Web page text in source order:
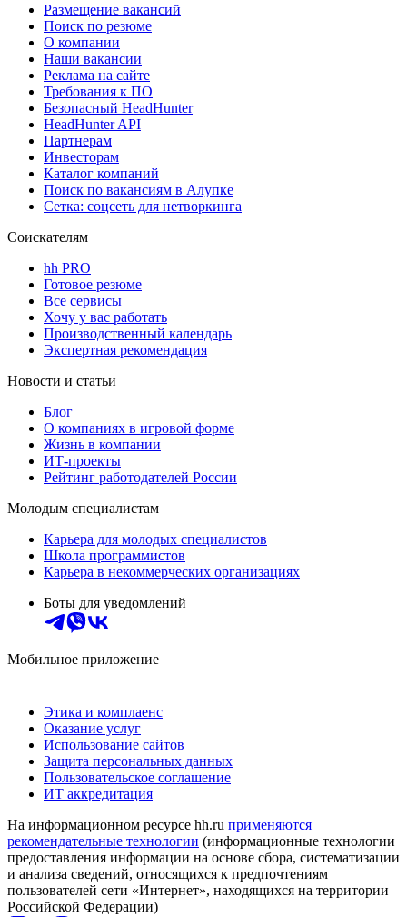
Размещение вакансий
Поиск по резюме
О компании
Наши вакансии
Реклама на сайте
Требования к ПО
Безопасный HeadHunter
HeadHunter API
Партнерам
Инвесторам
Каталог компаний
Поиск по вакансиям в Алупке
Сетка: соцсеть для нетворкинга
Соискателям
hh PRO
Готовое резюме
Все сервисы
Хочу у вас работать
Производственный календарь
Экспертная рекомендация
Новости и статьи
Блог
О компаниях в игровой форме
Жизнь в компании
ИТ-проекты
Рейтинг работодателей России
Молодым специалистам
Карьера для молодых специалистов
Школа программистов
Карьера в некоммерческих организациях
Боты для уведомлений
Мобильное приложение
Этика и комплаенс
Оказание услуг
Использование сайтов
Защита персональных данных
Пользовательское соглашение
ИТ аккредитация
На информационном ресурсе hh.ru применяются
рекомендательные технологии (информационные технологии
предоставления информации на основе сбора, систематизации
и анализа сведений, относящихся к предпочтениям
пользователей сети «Интернет», находящихся на территории
Российской Федерации)